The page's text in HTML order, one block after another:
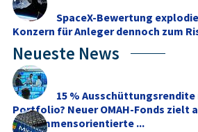
SpaceX-Bewertung
Konzern für Anleger dennoch zum
Neueste News
15 %
Portfolio? Neuer OMAH-Fonds zielt
einkommensorientierte ...